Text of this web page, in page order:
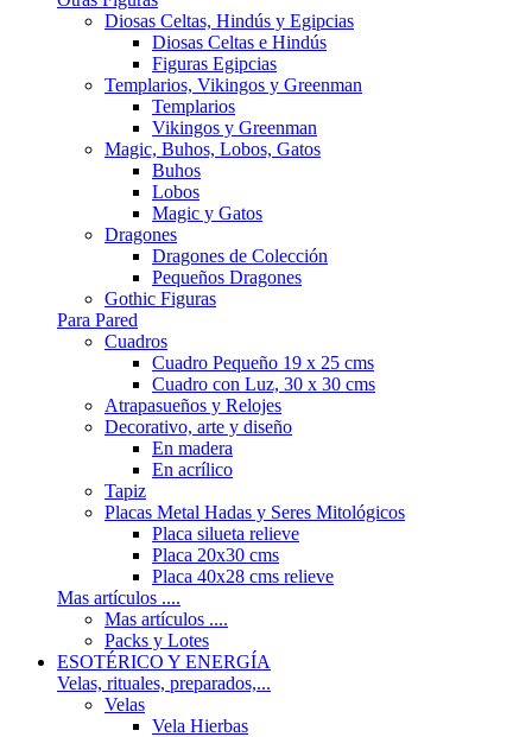
Diosas Celtas, Hindús y Egipcias
Diosas Celtas e Hindús
Figuras Egipcias
Templarios, Vikingos y Greenman
Templarios
Vikingos y Greenman
Magic, Buhos, Lobos, Gatos
Buhos
Lobos
Magic y Gatos
Dragones
Dragones de Colección
Pequeños Dragones
Gothic Figuras
Para Pared
Cuadros
Cuadro Pequeño 19 x 25 cms
Cuadro con Luz, 30 x 30 cms
Atrapasueños y Relojes
Decorativo, arte y diseño
En madera
En acrílico
Tapiz
Placas Metal Hadas y Seres Mitológicos
Placa silueta relieve
Placa 20x30 cms
Placa 40x28 cms relieve
Mas artículos ....
Mas artículos ....
Packs y Lotes
ESOTÉRICO Y ENERGÍA
Velas, rituales, preparados,...
Velas
Vela Hierbas